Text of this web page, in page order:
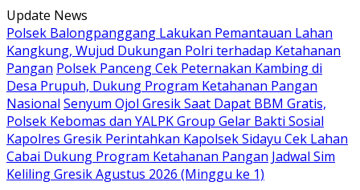
Langsung
ke
konten
Update News
Polsek Balongpanggang Lakukan Pemantauan Lahan
Kangkung, Wujud Dukungan Polri terhadap Ketahanan
Pangan Polsek Panceng Cek Peternakan Kambing di
Desa Prupuh, Dukung Program Ketahanan Pangan
Nasional Senyum Ojol Gresik Saat Dapat BBM Gratis,
Polsek Kebomas dan YALPK Group Gelar Bakti Sosial
Kapolres Gresik Perintahkan Kapolsek Sidayu Cek Lahan
Cabai Dukung Program Ketahanan Pangan Jadwal Sim
Keliling Gresik Agustus 2026 (Minggu ke 1)